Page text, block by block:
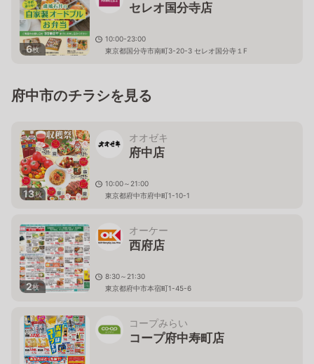
6枚
セレオ国分寺店
10:00-23:00
東京都国分寺市南町3-20-3 セレオ国分寺１F
府中市のチラシを見る
13枚
オオゼキ
府中店
10:00～21:00
東京都府中市府中町1-10-1
2枚
オーケー
西府店
8:30～21:30
東京都府中市本宿町1-45-6
コープみらい
コープ府中寿町店